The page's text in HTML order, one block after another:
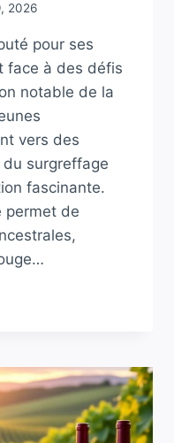
2026
pour ses
face à des défis
notable de la
vers des
surgreffage
fascinante.
permet de